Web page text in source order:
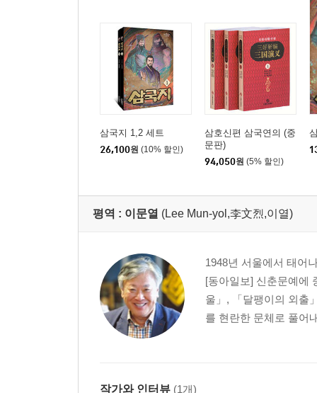
삼국지 1,2 세트
26,100원 (10% 할인)
삼호신편 삼국연의 (중
문판)
94,050원 (5% 할인)
평역 : 이문열 (Lee Mun-yol,李文烈,이열)
1948년 서울에서 태어
[동아일보] 신춘문예에
울」, 「달팽이의 외출
를 현란한 문체로 풀어
작가와 인터뷰 (1개)